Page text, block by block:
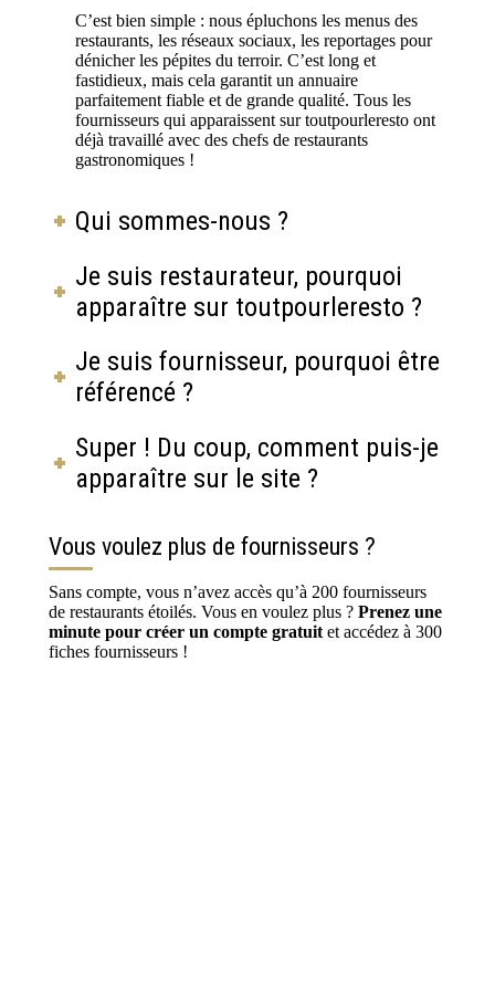
C’est bien simple : nous épluchons les menus des
restaurants, les réseaux sociaux, les reportages pour
dénicher les pépites du terroir. C’est long et
fastidieux, mais cela garantit un annuaire
parfaitement fiable et de grande qualité. Tous les
fournisseurs qui apparaissent sur toutpourleresto ont
déjà travaillé avec des chefs de restaurants
gastronomiques !
Qui sommes-nous ?
Je suis restaurateur, pourquoi
apparaître sur toutpourleresto ?
Je suis fournisseur, pourquoi être
référencé ?
Super ! Du coup, comment puis-je
apparaître sur le site ?
Vous voulez plus de fournisseurs ?
Sans compte, vous n’avez accès qu’à 200 fournisseurs
de restaurants étoilés. Vous en voulez plus ? Prenez une
minute pour créer un compte gratuit et accédez à 300
fiches fournisseurs !